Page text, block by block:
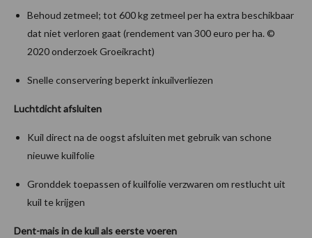
Behoud zetmeel; tot 600 kg zetmeel per ha extra beschikbaar
dat niet verloren gaat (rendement van 300 euro per ha. ©
2020 onderzoek Groeikracht)
Snelle conservering beperkt inkuilverliezen
Luchtdicht afsluiten
Kuil direct na de oogst afsluiten met gebruik van schone
nieuwe kuilfolie
Gronddek toepassen of kuilfolie verzwaren om restlucht uit
kuil te krijgen
Dent-mais in de kuil als eerste voeren